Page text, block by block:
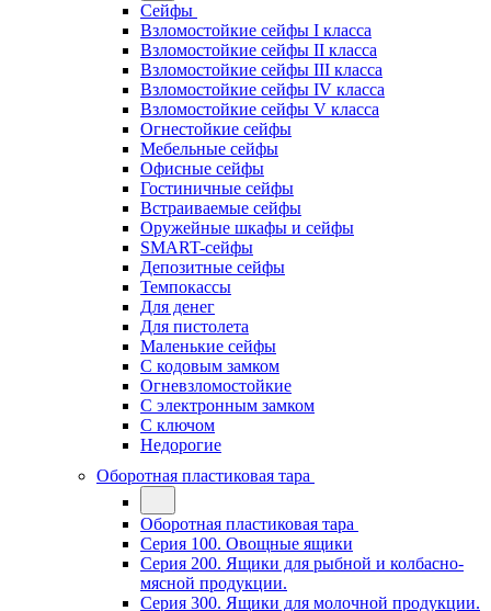
Сейфы
Взломостойкие сейфы I класса
Взломостойкие сейфы II класса
Взломостойкие сейфы III класса
Взломостойкие сейфы IV класса
Взломостойкие сейфы V класса
Огнестойкие сейфы
Мебельные сейфы
Офисные сейфы
Гостиничные сейфы
Встраиваемые сейфы
Оружейные шкафы и сейфы
SMART-сейфы
Депозитные сейфы
Темпокассы
Для денег
Для пистолета
Маленькие сейфы
С кодовым замком
Огневзломостойкие
С электронным замком
С ключом
Недорогие
Оборотная пластиковая тара
Оборотная пластиковая тара
Серия 100. Овощные ящики
Серия 200. Ящики для рыбной и колбасно-
мясной продукции.
Серия 300. Ящики для молочной продукции.